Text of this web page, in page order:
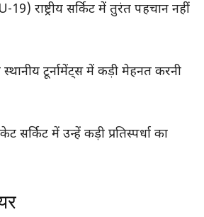
राष्ट्रीय सर्किट में तुरंत पहचान नहीं
टूर्नामेंट्स में कड़ी मेहनत करनी
सर्किट में उन्हें कड़ी प्रतिस्पर्धा का